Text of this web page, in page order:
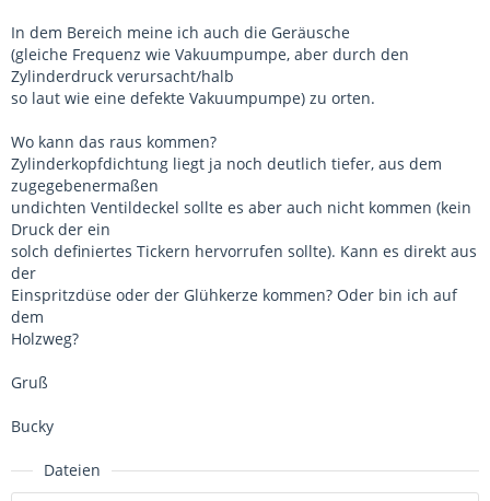
In dem Bereich meine ich auch die Geräusche
(gleiche Frequenz wie Vakuumpumpe, aber durch den
Zylinderdruck verursacht/halb
so laut wie eine defekte Vakuumpumpe) zu orten.
Wo kann das raus kommen?
Zylinderkopfdichtung liegt ja noch deutlich tiefer, aus dem
zugegebenermaßen
undichten Ventildeckel sollte es aber auch nicht kommen (kein
Druck der ein
solch definiertes Tickern hervorrufen sollte). Kann es direkt aus
der
Einspritzdüse oder der Glühkerze kommen? Oder bin ich auf
dem
Holzweg?
Gruß
Bucky
Dateien